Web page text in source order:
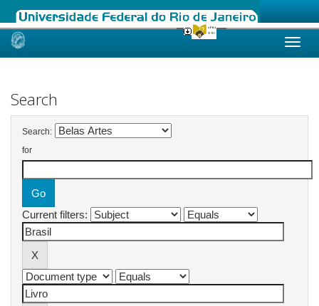
Skip
Search
Search:
for
Current filters: